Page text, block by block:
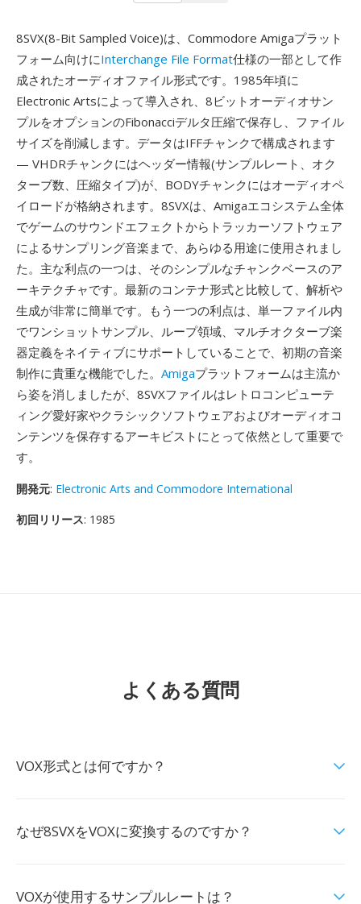
8SVX(8-Bit Sampled Voice)は、Commodore Amigaプラット
フォーム向けにInterchange File Format仕様の一部として作
成されたオーディオファイル形式です。1985年頃に
Electronic Artsによって導入され、8ビットオーディオサン
プルをオプションのFibonacciデルタ圧縮で保存し、ファイル
サイズを削減します。データはIFFチャンクで構成されます
— VHDRチャンクにはヘッダー情報(サンプルレート、オク
ターブ数、圧縮タイプ)が、BODYチャンクにはオーディオペ
イロードが格納されます。8SVXは、Amigaエコシステム全体
でゲームのサウンドエフェクトからトラッカーソフトウェア
によるサンプリング音楽まで、あらゆる用途に使用されまし
た。主な利点の一つは、そのシンプルなチャンクベースのア
ーキテクチャです。最新のコンテナ形式と比較して、解析や
生成が非常に簡単です。もう一つの利点は、単一ファイル内
でワンショットサンプル、ループ領域、マルチオクターブ楽
器定義をネイティブにサポートしていることで、初期の音楽
制作に貴重な機能でした。 Amigaプラットフォームは主流か
ら姿を消しましたが、8SVXファイルはレトロコンピューテ
ィング愛好家やクラシックソフトウェアおよびオーディオコ
ンテンツを保存するアーキビストにとって依然として重要で
す。
開発元: Electronic Arts and Commodore International
初回リリース: 1985
よくある質問
VOX形式とは何ですか？
なぜ8SVXをVOXに変換するのですか？
VOXが使用するサンプルレートは？